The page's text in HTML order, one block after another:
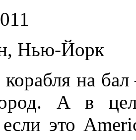
Нью-Йорк
на
А в
если это